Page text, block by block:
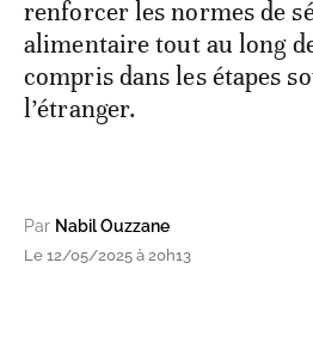
renforcer les normes de
alimentaire tout au long
compris dans les étapes
l’étranger.
Par Nabil Ouzzane
Le 12/05/2025 à 20h13